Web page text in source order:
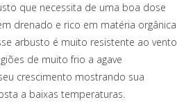
que necessita de uma boa dose
drenado e rico em matéria orgânica
arbusto é muito resistente ao vento
de muito frio a agave
crescimento mostrando sua
a baixas temperaturas.